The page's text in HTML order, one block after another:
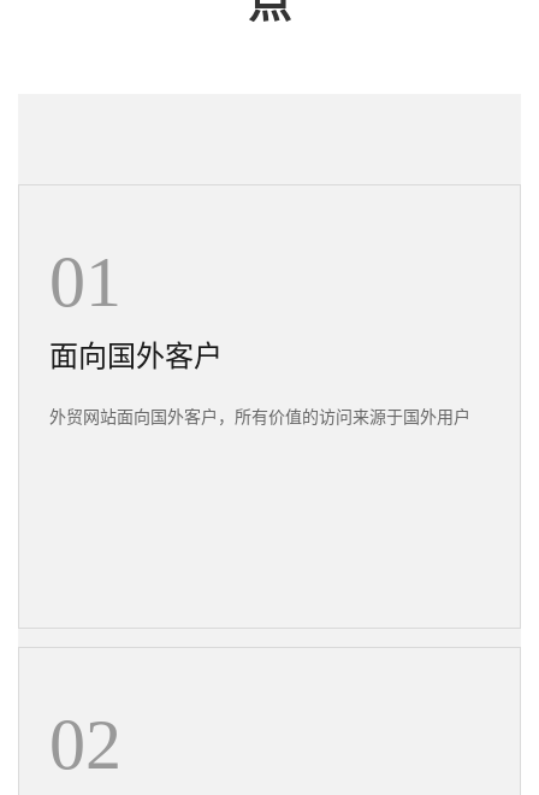
01
面向国外客户
外贸网站面向国外客户，所有价值的访问来源于国外用户
02